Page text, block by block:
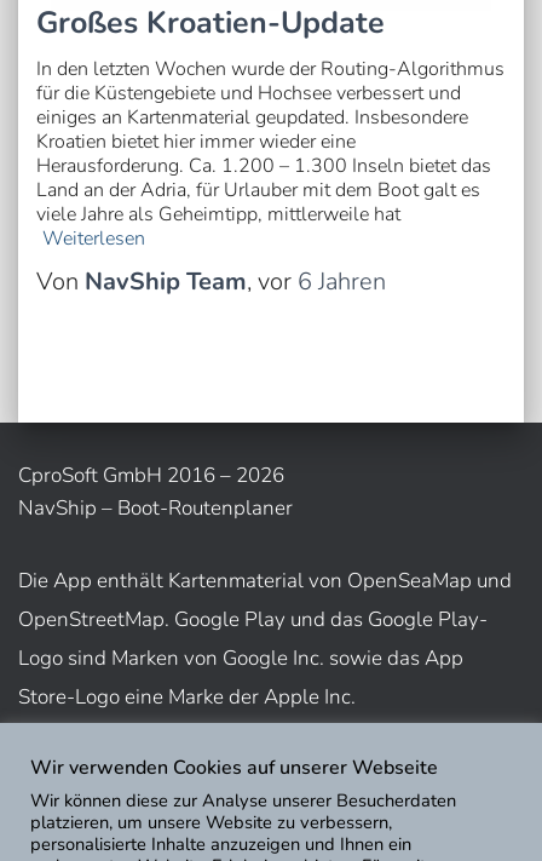
Großes Kroatien-Update
In den letzten Wochen wurde der Routing-Algorithmus
für die Küstengebiete und Hochsee verbessert und
einiges an Kartenmaterial geupdated. Insbesondere
Kroatien bietet hier immer wieder eine
Herausforderung. Ca. 1.200 – 1.300 Inseln bietet das
Land an der Adria, für Urlauber mit dem Boot galt es
viele Jahre als Geheimtipp, mittlerweile hat
Weiterlesen
Von NavShip Team, vor 6 Jahren
CproSoft GmbH 2016 – 2026
NavShip – Boot-Routenplaner
Die App enthält Kartenmaterial von OpenSeaMap und
OpenStreetMap. Google Play und das Google Play-
Logo sind Marken von Google Inc. sowie das App
Store-Logo eine Marke der Apple Inc.
Nutzungsbedingungen
Impressum
Datenschutz
Wir verwenden Cookies auf unserer Webseite
Wir können diese zur Analyse unserer Besucherdaten
platzieren, um unsere Website zu verbessern,
personalisierte Inhalte anzuzeigen und Ihnen ein